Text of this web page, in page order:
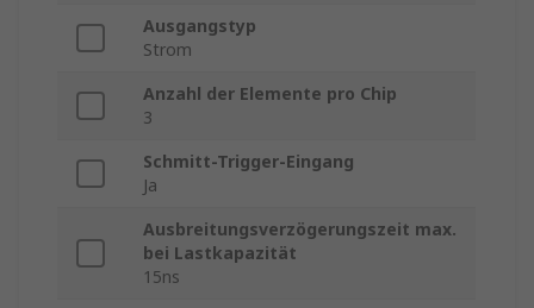
Ausgangstyp
Strom
Anzahl der Elemente pro Chip
3
Schmitt-Trigger-Eingang
Ja
Ausbreitungsverzögerungszeit max.
bei Lastkapazität
15ns